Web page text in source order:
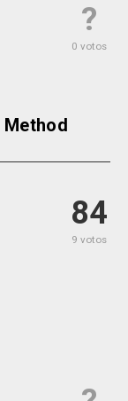
?
0 votos
84
9 votos